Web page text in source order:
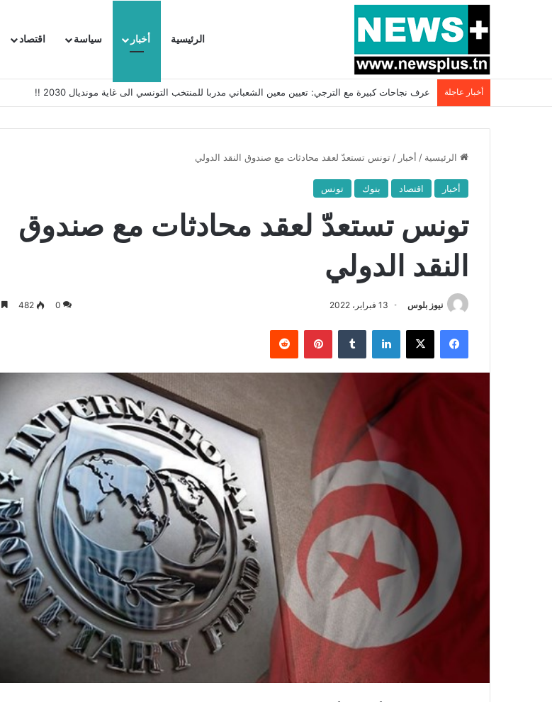
الرئيسية أخبار سياسة اقتصاد
أخبار عاجلة بسبب المرزوقي وبتكليف من سعيّد: الخارجية تستدعي السفيرة الفرنسية بتونس وتبلغها احتجاجا شديد اللهجة !!
الرئيسية / أخبار / تونس تستعدّ لعقد محادثات مع صندوق النقد الدولي
أخبار اقتصاد بنوك تونس
تونس تستعدّ لعقد محادثات مع صندوق
النقد الدولي
نيوز بلوس 13 فبراير، 2022 0
482
فيسبوك X لينكدإن بينتيريست